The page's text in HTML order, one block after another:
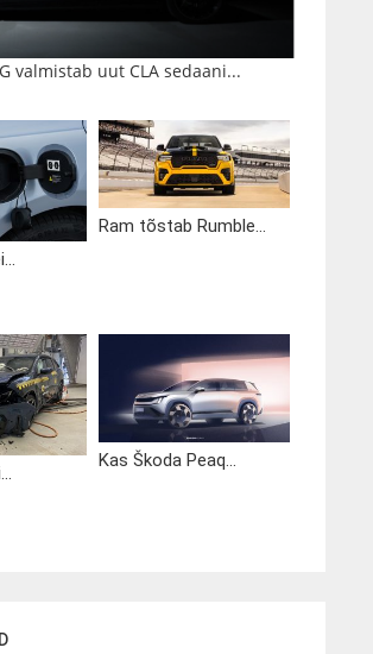
valmistab uut CLA sedaani...
Ram tõstab Rumble...
Kas Škoda Peaq...